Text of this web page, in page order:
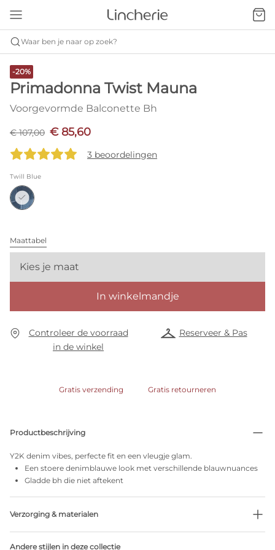
Waar ben je naar op zoek?
-20%
Primadonna Twist Mauna
Voorgevormde Balconette Bh
€ 107,00 € 85,60
3 beoordelingen
Twill Blue
Maattabel
Kies je maat
In winkelmandje
Controleer de voorraad
in de winkel
Reserveer & Pas
Gratis verzending Gratis retourneren
Productbeschrijving
Y2K denim vibes, perfecte fit en een vleugje glam.
Een stoere denimblauwe look met verschillende blauwnuances
Gladde bh die niet aftekent
Verzorging & materialen
Andere stijlen in deze collectie